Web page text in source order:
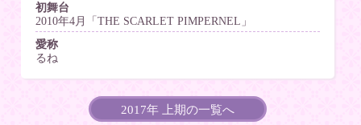
初舞台
2010年4月「THE SCARLET PIMPERNEL」
愛称
るね
2017年 上期の一覧へ